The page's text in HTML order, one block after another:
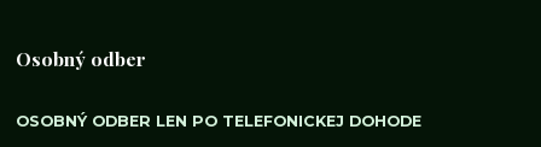
Osobný odber
OSOBNÝ ODBER LEN PO TELEFONICKEJ DOHODE